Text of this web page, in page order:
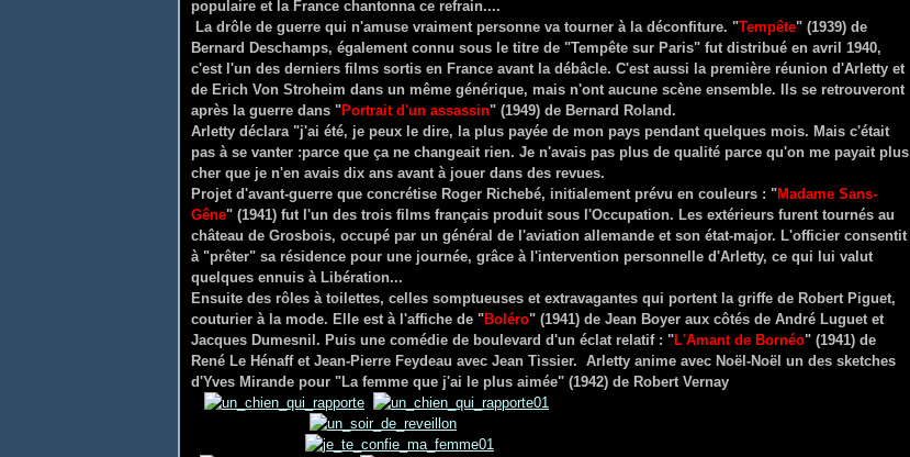
populaire et la France chantonna ce refrain....
La drôle de guerre qui n'amuse vraiment personne va tourner à la déconfiture. "Tempête" (1939) de
Bernard Deschamps, également connu sous le titre de "Tempête sur Paris" fut distribué en avril 1940,
c'est l'un des derniers films sortis en France avant la débâcle. C'est aussi la première réunion d'Arletty et
de Erich Von Stroheim dans un même générique, mais n'ont aucune scène ensemble. Ils se retrouveront
après la guerre dans "Portrait d'un assassin" (1949) de Bernard Roland.
Arletty déclara "j'ai été, je peux le dire, la plus payée de mon pays pendant quelques mois. Mais c'était
pas à se vanter :parce que ça ne changeait rien. Je n'avais pas plus de qualité parce qu'on me payait plus
cher que je n'en avais dix ans avant à jouer dans des revues.
Projet d'avant-guerre que concrétise Roger Richebé, initialement prévu en couleurs : "Madame Sans-
Gêne" (1941) fut l'un des trois films français produit sous l'Occupation. Les extérieurs furent tournés au
château de Grosbois, occupé par un général de l'aviation allemande et son état-major. L'officier consentit
à "prêter" sa résidence pour une journée, grâce à l'intervention personnelle d'Arletty, ce qui lui valut
quelques ennuis à Libération...
Ensuite des rôles à toilettes, celles somptueuses et extravagantes qui portent la griffe de Robert Piguet,
couturier à la mode. Elle est à l'affiche de "Boléro" (1941) de Jean Boyer aux côtés de André Luguet et
Jacques Dumesnil. Puis une comédie de boulevard d'un éclat relatif : "L'Amant de Bornéo" (1941) de
René Le Hénaff et Jean-Pierre Feydeau avec Jean Tissier. Arletty anime avec Noël-Noël un des sketches
d'Yves Mirande pour "La femme que j'ai le plus aimée" (1942) de Robert Vernay